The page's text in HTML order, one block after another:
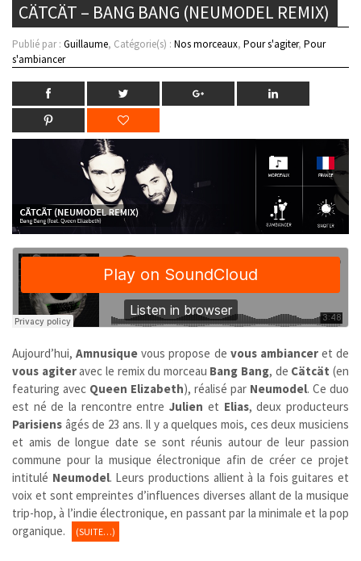
CÄTCÄT – BANG BANG (NEUMODEL REMIX)
Publié par : Guillaume, Catégorie(s) : Nos morceaux, Pour s'agiter, Pour
s'ambiancer
Aujourd’hui,Amnusique vous propose de vous ambianceret de
vous agiteravec le remix du morceau Bang Bang, de Cätcät (en
featuring avec Queen Elizabeth), réalisé par Neumodel. Ce duo
est né de la rencontre entreJulien et Elias, deux producteurs
Parisiens âgés de 23 ans. Il y a quelques mois, ces deux musiciens
et amis de longue date se sont réunis autour de leur passion
commune pour la musique électronique afin de créer ce projet
intitulé Neumodel. Leurs productions allient à la fois guitares et
voix et sont empreintes d’influences diverses allant de la musique
trip-hop, à l’indie électronique, en passant par la minimale et la pop
organique.
(SUITE…)